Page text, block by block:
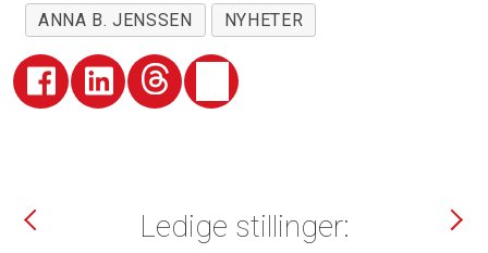
ANNA B. JENSSEN
NYHETER
Ledige stillinger: